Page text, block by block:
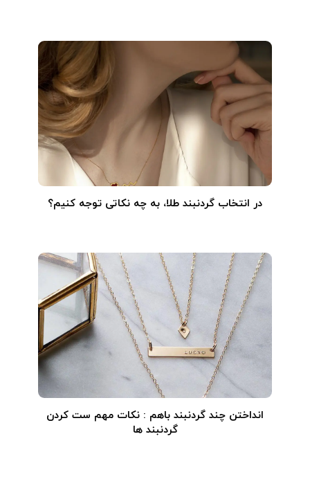
در انتخاب گردنبند طلا‌، به چه نکاتی توجه کنیم؟
انداختن چند گردنبند باهم : نکات مهم ست کردن
گردنبند ها